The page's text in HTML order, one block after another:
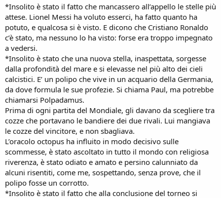
*Insolito è stato il fatto che mancassero all’appello le stelle più
attese. Lionel Messi ha voluto esserci, ha fatto quanto ha
potuto, e qualcosa si è visto. E dicono che Cristiano Ronaldo
c’è stato, ma nessuno lo ha visto: forse era troppo impegnato
a vedersi.
*Insolito è stato che una nuova stella, inaspettata, sorgesse
dalla profondità del mare e si elevasse nel più alto dei cieli
calcistici. E’ un polipo che vive in un acquario della Germania,
da dove formula le sue profezie. Si chiama Paul, ma potrebbe
chiamarsi Polpadamus.
Prima di ogni partita del Mondiale, gli davano da scegliere tra
cozze che portavano le bandiere dei due rivali. Lui mangiava
le cozze del vincitore, e non sbagliava.
L’oracolo octopus ha influito in modo decisivo sulle
scommesse, è stato ascoltato in tutto il mondo con religiosa
riverenza, è stato odiato e amato e persino calunniato da
alcuni risentiti, come me, sospettando, senza prove, che il
polipo fosse un corrotto.
*Insolito è stato il fatto che alla conclusione del torneo si